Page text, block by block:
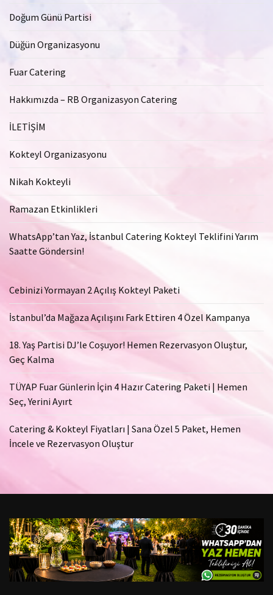
Doğum Günü Partisi
Düğün Organizasyonu
Fuar Catering
Hakkımızda – RB Organizasyon Catering
İLETİŞİM
Kokteyl Organizasyonu
Nikah Kokteyli
Ramazan Etkinlikleri
WhatsApp’tan Yaz, İstanbul Catering Kokteyl Teklifini Yarım
Saatte Göndersin!
Cebinizi Yormayan 2 Açılış Kokteyl Paketi
İstanbul’da Mağaza Açılışını Fark Ettiren 4 Özel Kampanya
18. Yaş Partisi DJ’le Coşuyor! Hemen Rezervasyon Oluştur,
Geç Kalma
TÜYAP Fuar Günlerin İçin 4 Hazır Catering Paketi | Hemen
Seç, Yerini Ayırt
Catering & Kokteyl Fiyatları | Sana Özel 5 Paket, Hemen
İncele ve Rezervasyon Oluştur